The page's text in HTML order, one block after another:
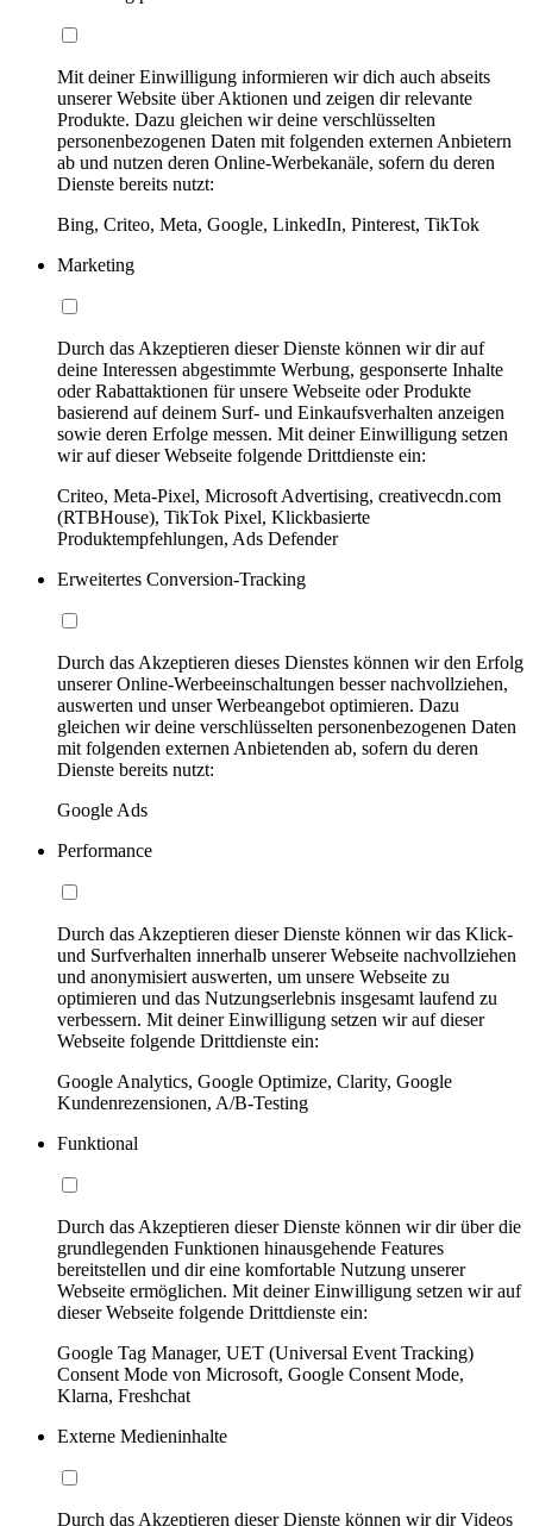
Mit deiner Einwilligung informieren wir dich auch abseits
unserer Website über Aktionen und zeigen dir relevante
Produkte. Dazu gleichen wir deine verschlüsselten
personenbezogenen Daten mit folgenden externen Anbietern
ab und nutzen deren Online-Werbekanäle, sofern du deren
Dienste bereits nutzt:
Bing, Criteo, Meta, Google, LinkedIn, Pinterest, TikTok
Marketing
Durch das Akzeptieren dieser Dienste können wir dir auf
deine Interessen abgestimmte Werbung, gesponserte Inhalte
oder Rabattaktionen für unsere Webseite oder Produkte
basierend auf deinem Surf- und Einkaufsverhalten anzeigen
sowie deren Erfolge messen. Mit deiner Einwilligung setzen
wir auf dieser Webseite folgende Drittdienste ein:
Criteo, Meta-Pixel, Microsoft Advertising, creativecdn.com
(RTBHouse), TikTok Pixel, Klickbasierte
Produktempfehlungen, Ads Defender
Erweitertes Conversion-Tracking
Durch das Akzeptieren dieses Dienstes können wir den Erfolg
unserer Online-Werbeeinschaltungen besser nachvollziehen,
auswerten und unser Werbeangebot optimieren. Dazu
gleichen wir deine verschlüsselten personenbezogenen Daten
mit folgenden externen Anbietenden ab, sofern du deren
Dienste bereits nutzt:
Google Ads
Performance
Durch das Akzeptieren dieser Dienste können wir das Klick-
und Surfverhalten innerhalb unserer Webseite nachvollziehen
und anonymisiert auswerten, um unsere Webseite zu
optimieren und das Nutzungserlebnis insgesamt laufend zu
verbessern. Mit deiner Einwilligung setzen wir auf dieser
Webseite folgende Drittdienste ein:
Google Analytics, Google Optimize, Clarity, Google
Kundenrezensionen, A/B-Testing
Funktional
Durch das Akzeptieren dieser Dienste können wir dir über die
grundlegenden Funktionen hinausgehende Features
bereitstellen und dir eine komfortable Nutzung unserer
Webseite ermöglichen. Mit deiner Einwilligung setzen wir auf
dieser Webseite folgende Drittdienste ein:
Google Tag Manager, UET (Universal Event Tracking)
Consent Mode von Microsoft, Google Consent Mode,
Klarna, Freshchat
Externe Medieninhalte
Durch das Akzeptieren dieser Dienste können wir dir Videos